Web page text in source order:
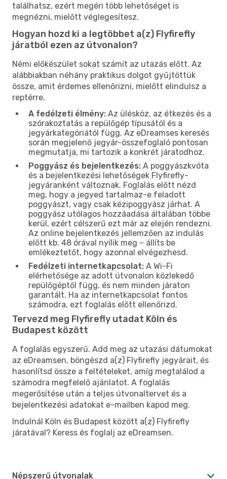
találhatsz, ezért megéri több lehetőséget is
megnézni, mielőtt véglegesítesz.
Hogyan hozd ki a legtöbbet a(z) Flyfirefly
járatból ezen az útvonalon?
Némi előkészület sokat számít az utazás előtt. Az
alábbiakban néhány praktikus dolgot gyűjtöttük
össze, amit érdemes ellenőrizni, mielőtt elindulsz a
reptérre.
A fedélzeti élmény: Az ülésköz, az étkezés és a
szórakoztatás a repülőgép típusától és a
jegyárkategóriától függ. Az eDreamses keresés
során megjelenő jegyár-összefoglaló pontosan
megmutatja, mi tartozik a konkrét járatodhoz.
Poggyász és bejelentkezés: A poggyászkvóta
és a bejelentkezési lehetőségek Flyfirefly-
jegyáranként változnak. Foglalás előtt nézd
meg, hogy a jegyed tartalmaz-e feladott
poggyászt, vagy csak kézipoggyász járhat. A
poggyász utólagos hozzáadása általában többe
kerül, ezért célszerű ezt már az elején rendezni.
Az online bejelentkezés jellemzően az indulás
előtt kb. 48 órával nyílik meg – állíts be
emlékeztetőt, hogy azonnal elvégezhesd.
Fedélzeti internetkapcsolat: A Wi-Fi
elérhetősége az adott útvonalon közlekedő
repülőgéptől függ, és nem minden járaton
garantált. Ha az internetkapcsolat fontos
számodra, ezt foglalás előtt ellenőrizd.
Tervezd meg Flyfirefly utadat Köln és
Budapest között
A foglalás egyszerű. Add meg az utazási dátumokat
az eDreamsen, böngészd a(z) Flyfirefly jegyárait, és
hasonlítsd össze a feltételeket, amíg megtalálod a
számodra megfelelő ajánlatot. A foglalás
megerősítése után a teljes útvonaltervet és a
bejelentkezési adatokat e-mailben kapod meg.
Indulnál Köln és Budapest között a(z) Flyfirefly
járatával? Keress és foglalj az eDreamsen.
Népszerű útvonalak